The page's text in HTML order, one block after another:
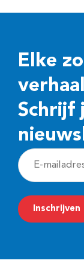
Elke
Schrijf
E
-
m
a
Inschrijven